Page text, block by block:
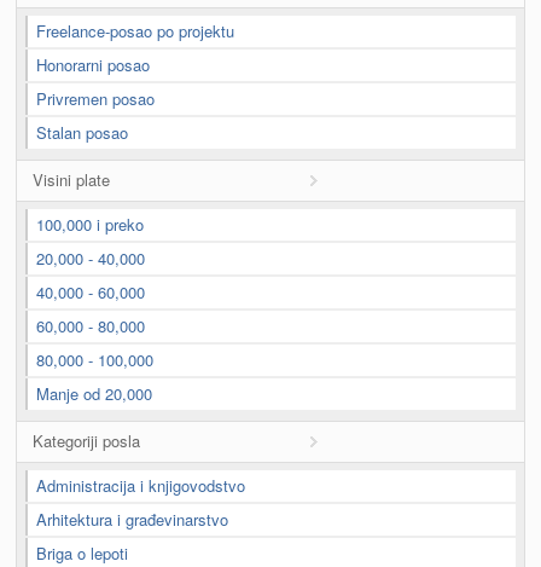
Freelance-posao po projektu
Honorarni posao
Privremen posao
Stalan posao
Visini plate
100,000 i preko
20,000 - 40,000
40,000 - 60,000
60,000 - 80,000
80,000 - 100,000
Manje od 20,000
Kategoriji posla
Administracija i knjigovodstvo
Arhitektura i građevinarstvo
Briga o lepoti